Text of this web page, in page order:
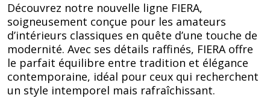
Découvrez notre nouvelle ligne FIERA,
soigneusement conçue pour les amateurs
d’intérieurs classiques en quête d’une touche de
modernité. Avec ses détails raffinés, FIERA offre
le parfait équilibre entre tradition et élégance
contemporaine, idéal pour ceux qui recherchent
un style intemporel mais rafraîchissant.